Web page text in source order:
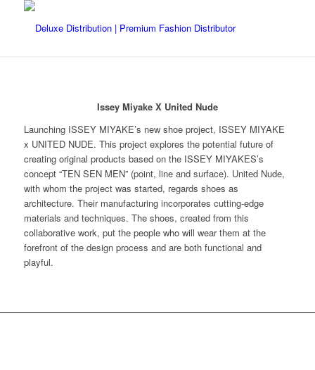
Issey Miyake X United Nude
Launching ISSEY MIYAKE’s new shoe project, ISSEY MIYAKE
x UNITED NUDE. This project explores the potential future of
creating original products based on the ISSEY MIYAKES’s
concept “TEN SEN MEN” (point, line and surface). United Nude,
with whom the project was started, regards shoes as
architecture. Their manufacturing incorporates cutting-edge
materials and techniques. The shoes, created from this
collaborative work, put the people who will wear them at the
forefront of the design process and are both functional and
playful.